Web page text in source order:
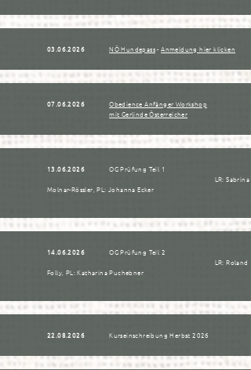
03.06.2026 NÖ Hundepass-Anmeldung hier klicken
07.06.2026
Obedience Anfänger Workshop
mit Gerlinde Österreicher
13.06.2026
OG Prüfung Teil 1
LR: Sabrina
Molnar-Rössler, PL: Johanna Ecker
14.06.2026
OG Prüfung Teil 2
LR: Roland
Folly, PL: Katharina Puchebner
22.08.2026 Kurseinschreibung Herbst 2026